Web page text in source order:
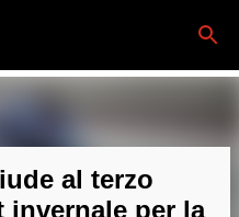
al terzo
per la